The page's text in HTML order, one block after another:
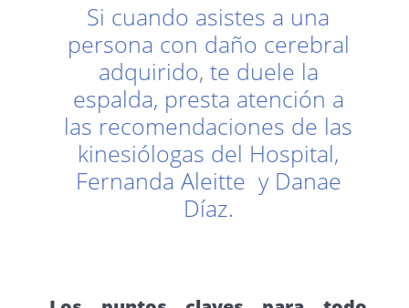
Si cuando asistes a una
persona con daño cerebral
adquirido, te duele la
espalda, presta atención a
las recomendaciones de las
kinesiólogas del Hospital,
Fernanda Aleitte y Danae
Díaz.